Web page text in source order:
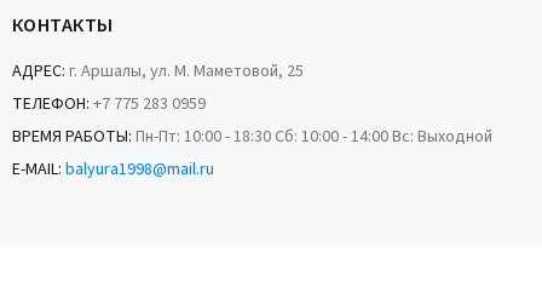
КОНТАКТЫ
АДРЕС: г. Аршалы, ул. М. Маметовой, 25
ТЕЛЕФОН: +7 775 283 0959
ВРЕМЯ РАБОТЫ: Пн-Пт: 10:00 - 18:30 Сб: 10:00 - 14:00 Вс: Выходной
E-MAIL: balyura1998@mail.ru